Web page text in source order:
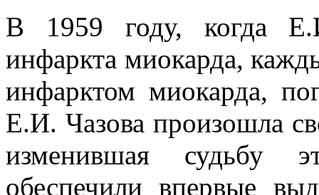
В 1959 году, когда
инфаркта миокарда,
инфарктом миокарда,
Е.И. Чазова произошла
изменившая судьбу
обеспечили впервые